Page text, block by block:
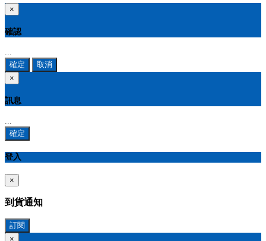
×
確認
...
確定
取消
×
訊息
...
確定
登入
×
到貨通知
訂閱
×